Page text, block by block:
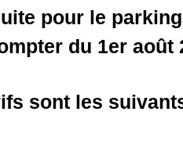
pour le parking
du 1er août
sont les